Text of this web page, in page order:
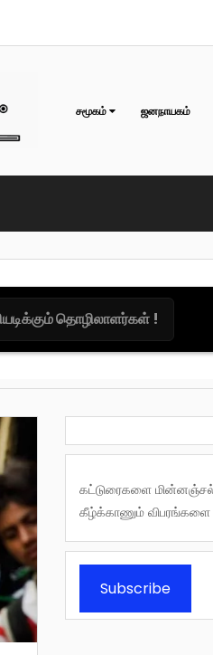
சமூகம் ஜனநாயகம்
தொழிலாளர்கள் !
கட்டுரைகளை மின்னஞ்சல் வழியே பெற விரும்புவோர்,
கீழ்க்காணும் விபரங்களை
Subscribe